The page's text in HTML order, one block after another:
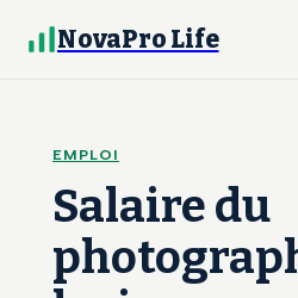
NovaPro Life
EMPLOI
Salaire du